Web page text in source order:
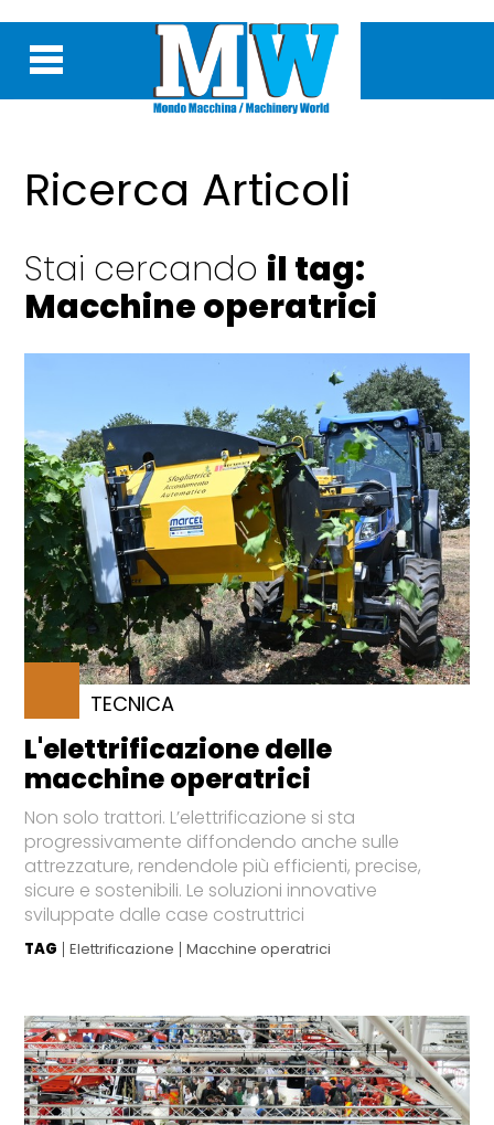
Ricerca Articoli
Stai cercando il tag:
Macchine operatrici
TECNICA
L'elettrificazione delle
macchine operatrici
Non solo trattori. L’elettrificazione si sta
progressivamente diffondendo anche sulle
attrezzature, rendendole più efficienti, precise,
sicure e sostenibili. Le soluzioni innovative
sviluppate dalle case costruttrici
TAG Elettrificazione Macchine operatrici